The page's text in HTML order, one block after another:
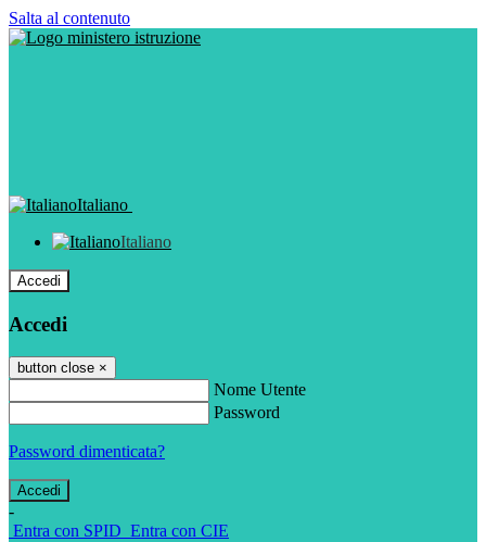
Salta al contenuto
Italiano
Italiano
Accedi
Accedi
button close ×
Nome Utente
Password
Password dimenticata?
-
Entra con SPID Entra con CIE